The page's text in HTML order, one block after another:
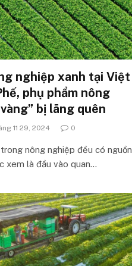
nghiệp xanh tại Việt
phụ phẩm nông
bị lãng quên
11 29, 2024 0
nông nghiệp đều có nguồn
xem là đầu vào quan…